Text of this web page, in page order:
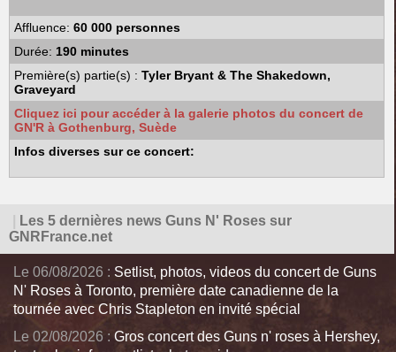
Affluence:60 000 personnes
Durée: 190 minutes
Première(s) partie(s) :Tyler Bryant & The Shakedown,
Graveyard
Cliquez ici pour accéder à la galerie photos du concert de
GN'R à Gothenburg, Suède
Infos diverses sur ce concert:
Les 5 dernières news Guns N' Roses sur
GNRFrance.net
Le 06/08/2026 : Setlist, photos, videos du concert de Guns
N' Roses à Toronto, première date canadienne de la
tournée avec Chris Stapleton en invité spécial
Le 02/08/2026 : Gros concert des Guns n' roses à Hershey,